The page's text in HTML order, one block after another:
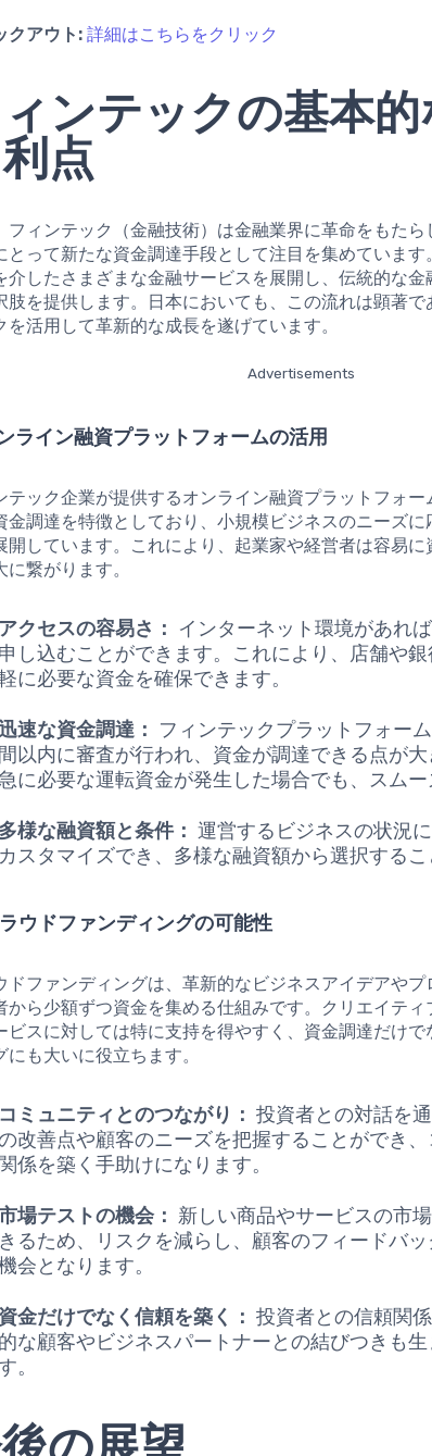
クアウト: 詳細はこちらをクリック
ンテックの基本
点
フィンテック（金融技術）は金融業界に革命をもた
とって新たな資金調達手段として注目を集めていま
介したさまざまな金融サービスを展開し、伝統的な
肢を提供します。日本においても、この流れは顕著
を活用して革新的な成長を遂げています。
Advertisements
ライン融資プラットフォームの活用
テック企業が提供するオンライン融資プラットフォ
金調達を特徴としており、小規模ビジネスのニーズに
開しています。これにより、起業家や経営者は容易
に繋がります。
アクセスの容易さ： インターネット環境があれ
申し込むことができます。これにより、店舗や
に必要な資金を確保できます。
速な資金調達： フィンテックプラットフォー
間以内に審査が行われ、資金が調達できる点が大
に必要な運転資金が発生した場合でも、スムー
多様な融資額と条件： 運営するビジネスの状況
カスタマイズでき、多様な融資額から選択するこ
ウドファンディングの可能性
ドファンディングは、革新的なビジネスアイデアや
から少額ずつ資金を集める仕組みです。クリエイテ
ビスに対しては特に支持を得やすく、資金調達だけ
にも大いに役立ちます。
コミュニティとのつながり： 投資者との対話を
改善点や顧客のニーズを把握することができ
係を築く手助けになります。
場テストの機会： 新しい商品やサービスの市
きるため、リスクを減らし、顧客のフィードバ
会となります。
資金だけでなく信頼を築く： 投資者との信頼関
的な顧客やビジネスパートナーとの結びつきも
。